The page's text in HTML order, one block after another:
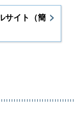
サイト（簡